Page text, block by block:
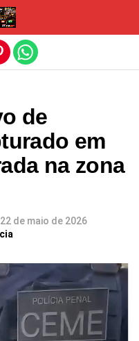
de
em
na zona
22 de maio de 2026
mobile